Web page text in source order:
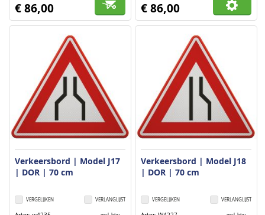
€ 86,00 € 86,00
Verkeersbord | Model J17
| DOR | 70 cm
VERLANGLIJST
VERGELIJKEN
Verkeersbord | Model J18
| DOR | 70 cm
VERLANGLIJST
VERGELIJKEN